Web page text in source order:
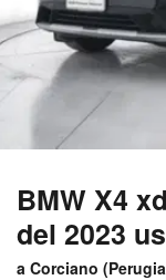
BMW X4
del 2023
a Corciano (Perugia